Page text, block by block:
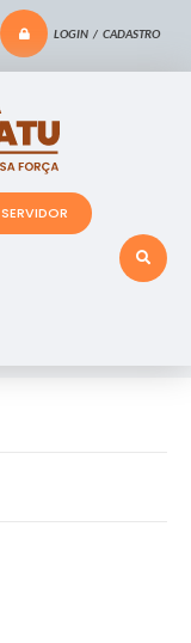
LOGIN / CADASTRO
SERVIDOR